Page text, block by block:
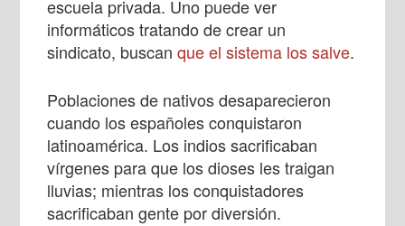
escuela privada. Uno puede ver
informáticos tratando de crear un
sindicato, buscanque el sistema los salve.
Poblaciones de nativos desaparecieron
cuando los españoles conquistaron
latinoamérica. Los indios sacrificaban
vírgenes para que los dioses les traigan
lluvias; mientras los conquistadores
sacrificaban gente por diversión.